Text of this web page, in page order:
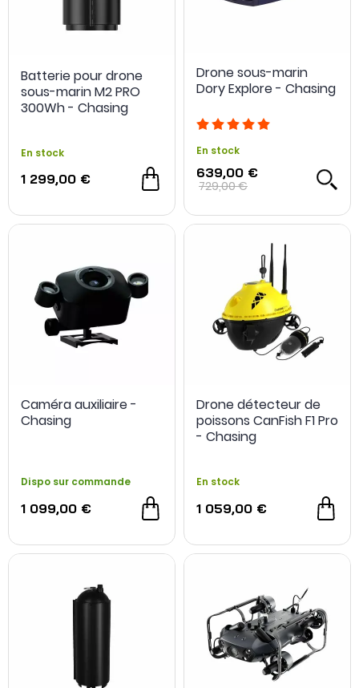
Batterie pour drone
sous-marin M2 PRO
300Wh - Chasing
En stock
1 299,00 €
Drone sous-marin
Dory Explore - Chasing
En stock
639,00 €
729,00 €
Caméra auxiliaire -
Chasing
Dispo sur commande
1 099,00 €
Drone détecteur de
poissons CanFish F1 Pro
- Chasing
En stock
1 059,00 €